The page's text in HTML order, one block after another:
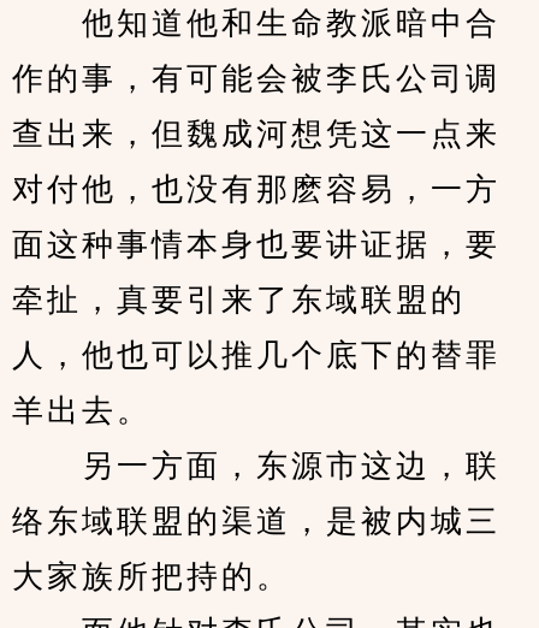
他知道他和生命教派暗中合
作的事，有可能会被李氏公司调
查出来，但魏成河想凭这一点来
对付他，也没有那麽容易，一方
面这种事情本身也要讲证据，要
牵扯，真要引来了东域联盟的
人，他也可以推几个底下的替罪
羊出去。
另一方面，东源市这边，联
络东域联盟的渠道，是被内城三
大家族所把持的。